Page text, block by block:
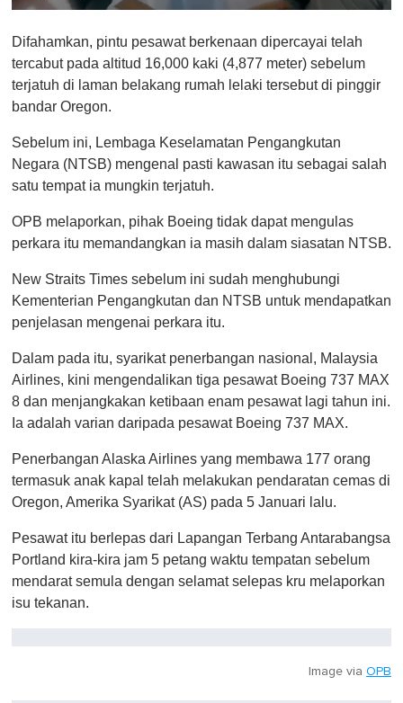
f
1
i
n
e
,
Difahamkan, pintu pesawat berkenaan dipercayai telah
tercabut pada altitud 16,000 kaki (4,877 meter) sebelum
terjatuh di laman belakang rumah lelaki tersebut di pinggir
bandar Oregon.
Sebelum ini, Lembaga Keselamatan Pengangkutan
Negara (NTSB) mengenal pasti kawasan itu sebagai salah
satu tempat ia mungkin terjatuh.
OPB melaporkan, pihak Boeing tidak dapat mengulas
perkara itu memandangkan ia masih dalam siasatan NTSB.
New Straits Times sebelum ini sudah menghubungi
Kementerian Pengangkutan dan NTSB untuk mendapatkan
penjelasan mengenai perkara itu.
Dalam pada itu, syarikat penerbangan nasional, Malaysia
Airlines, kini mengendalikan tiga pesawat Boeing 737 MAX
8 dan menjangkakan ketibaan enam pesawat lagi tahun ini.
Ia adalah varian daripada pesawat Boeing 737 MAX.
Penerbangan Alaska Airlines yang membawa 177 orang
termasuk anak kapal telah melakukan pendaratan cemas di
Oregon, Amerika Syarikat (AS) pada 5 Januari lalu.
Pesawat itu berlepas dari Lapangan Terbang Antarabangsa
Portland kira-kira jam 5 petang waktu tempatan sebelum
mendarat semula dengan selamat selepas kru melaporkan
isu tekanan.
Image via OPB